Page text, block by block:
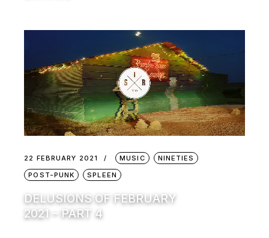
22 FEBRUARY 2021 MUSIC
NINETIES
POST-PUNK
SPLEEN
DELUSIONS OF FEBRUARY
2021 – PART 4